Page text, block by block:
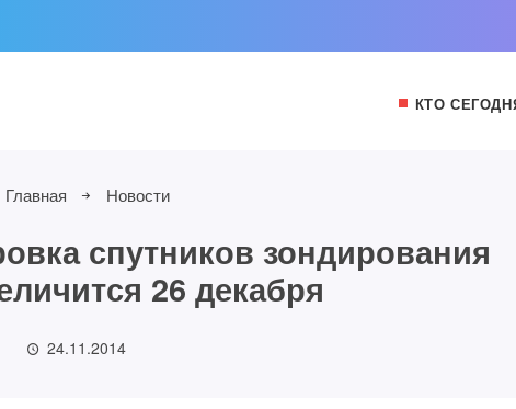
КТО
Главная Новости
спутников зондирования
26 декабря
24.11.2014